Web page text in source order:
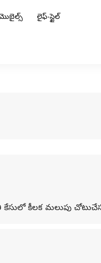
లైఫ్-స్టైల్
కీలక మలుపు